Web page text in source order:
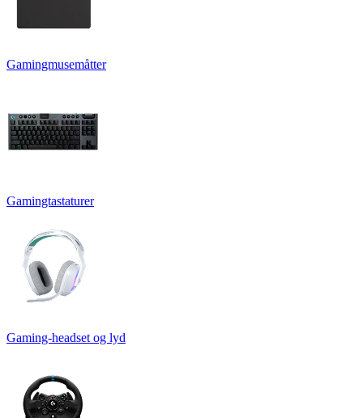
Gamingmusemåtter
Gamingtastaturer
Gaming-headset og lyd